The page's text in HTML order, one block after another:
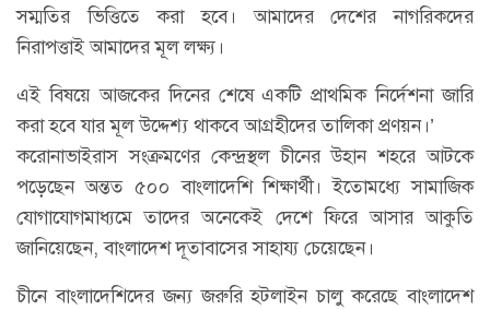
সম্মতির ভিত্তিতে করা হবে। আমাদের দেশের নাগরিকদের
নিরাপত্তাই আমাদের মূল লক্ষ্য।
এই বিষয়ে আজকের দিনের শেষে একটি প্রাথমিক নির্দেশনা জারি
করা হবে যার মূল উদ্দেশ্য থাকবে আগ্রহীদের তালিকা প্রণয়ন।’
করোনাভাইরাস সংক্রমণের কেন্দ্রস্থল চীনের উহান শহরে আটকে
পড়েছেন অন্তত ৫০০ বাংলাদেশি শিক্ষার্থী। ইতোমধ্যে সামাজিক
যোগাযোগমাধ্যমে তাদের অনেকেই দেশে ফিরে আসার আকুতি
জানিয়েছেন, বাংলাদেশ দূতাবাসের সাহায্য চেয়েছেন।
চীনে বাংলাদেশিদের জন্য জরুরি হটলাইন চালু করেছে বাংলাদেশ